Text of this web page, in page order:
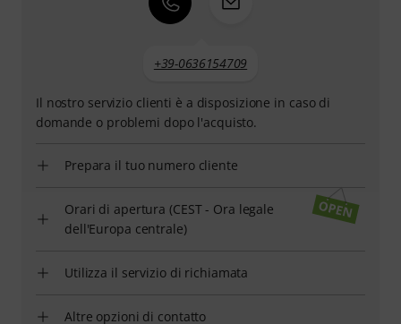
+39-0636154709
Il nostro servizio clienti è a disposizione in caso di
domande o problemi dopo l'acquisto.
Prepara il tuo numero cliente
Orari di apertura (CEST - Ora legale
dell'Europa centrale)
Utilizza il servizio di richiamata
Altre opzioni di contatto